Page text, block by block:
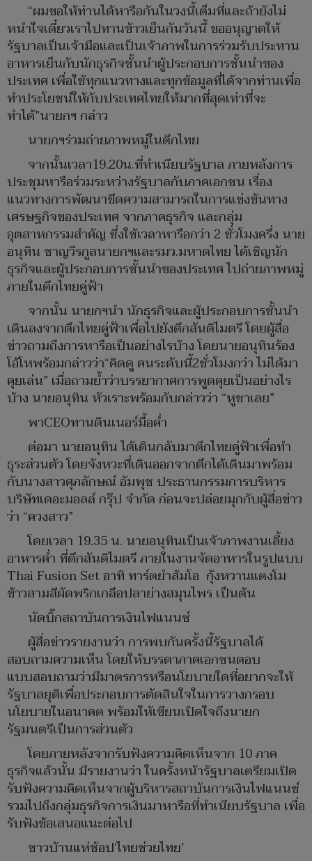
“ผมขอให้ท่านได้หารือกันในวงนี้เต็มที่และถ้ายังไม่
หนำใจเดี๋ยวเราไปทานข้าวเย็นกันวันนี้ ขออนุญาตให้
รัฐบาลเป็นเจ้ามือและเป็นเจ้าภาพในการร่วมรับประทาน
อาหารเย็นกับนักธุรกิจชั้นนำผู้ประกอบการชั้นนำของ
ประเทศ เพื่อใช้ทุกแนวทางและทุกข้อมูลที่ได้จากท่านเพื่อ
ทำประโยชน์ให้กับประเทศไทยให้มากที่สุดเท่าที่จะ
ทำได้”นายกฯ กล่าว
นายกฯร่วมถ่ายภาพหมู่ในตึกไทย
จากนั้นเวลา19.20น.ที่ทำเนียบรัฐบาล ภายหลังการ
ประชุมหารือร่วมระหว่างรัฐบาลกับภาคเอกชน เรื่อง
แนวทางการพัฒนาขีดความสามารถในการแข่งขันทาง
เศรษฐกิจของประเทศ จากภาคธุรกิจ และกลุ่ม
อุตสาหกรรมสำคัญ ซึ่งใช้เวลาหารือกว่า 2 ชั่วโมงครึ่ง นาย
อนุทิน ชาญวีรกูลนายกฯและรมว.มหาดไทย ได้เชิญนัก
ธุรกิจและผู้ประกอบการชั้นนำของประเทศ ไปถ่ายภาพหมู่
ภายในตึกไทยคู่ฟ้า
จากนั้น นายกฯนำ นักธุรกิจและผู้ประกอบการชั้นนำ
เดินลงจากตึกไทยคู่ฟ้าเพื่อไปยังตึกสันติไมตรี โดยผู้สื่อ
ข่าวถามถึงการหารือเป็นอย่างไรบ้าง โดยนายอนุทินร้อง
โอ้โหพร้อมกล่าวว่า“คิดดู คนระดับนี้2ชั่วโมงกว่า ไม่ได้มา
คุยเล่น” เมื่อถามย้ำว่าบรรยากาศการพูดคุยเป็นอย่างไร
บ้าง นายอนุทิน หัวเราะพร้อมกับกล่าวว่า “หูชาเลย”
พาCEOทานดินเนอร์มื้อค่ำ
ต่อมา นายอนุทิน ได้เดินกลับมาตึกไทยคู่ฟ้าเพื่อทำ
ธุระส่วนตัว โดยจังหวะที่เดินออกจากตึกได้เดินมาพร้อม
กับนางสาวศุภลักษณ์ อัมพุช ประธานกรรมการบริหาร
บริษัทเดอะมอลล์ กรุ๊ป จำกัด ก่อนจะปล่อยมุกกับผู้สื่อข่าว
ว่า “ควงสาว”
โดยเวลา 19.35 น. นายอนุทินเป็นเจ้าภาพงานเลี้ยง
อาหารค่ำ ที่ตึกสันติไมตรี ภายในงานจัดอาหารในรูปแบบ
Thai Fusion Set อาทิ ทาร์ตยำส้มโอ กุ้งหวานแตงโม
ข้าวสามสีผัดพริกเกลือปลาย่างสมุนไพร เป็นต้น
นัดบิ๊กสถาบันการเงินไฟแนนซ์
ผู้สื่อข่าวรายงานว่า การพบกันครั้งนี้รัฐบาลได้
สอบถามความเห็น โดยให้บรรดาภาคเอกชนตอบ
แบบสอบถามว่ามีมาตรการหรือนโยบายใดที่อยากจะให้
รัฐบาลยุติเพื่อประกอบการตัดสินใจในการวางกรอบ
นโยบายในอนาคต พร้อมให้เขียนเปิดใจถึงนายก
รัฐมนตรีเป็นการส่วนตัว
โดยภายหลังจากรับฟังความคิดเห็นจาก 10 ภาค
ธุรกิจแล้วนั้น มีรายงานว่า ในครั้งหน้ารัฐบาลเตรียมเปิด
รับฟังความคิดเห็นจากผู้บริหารสถาบันการเงินไฟแนนซ์
รวมไปถึงกลุ่มธุรกิจการเงินมาหารือที่ทำเนียบรัฐบาล เพื่อ
รับฟังข้อเสนอแนะต่อไป
ชาวบ้านแห่ช้อป‘ไทยช่วยไทย’